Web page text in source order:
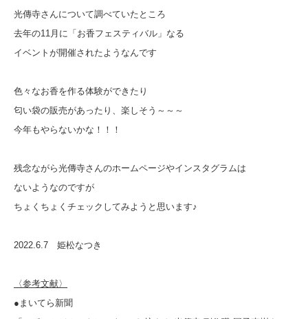
光傳寺さんについて調べていたところ
去年の11月に「お香フェスティバル」なる
イベントが開催されたようなんです
色々なお香を作る体験ができたり
匂い袋の販売があったり、楽しそう～～～
今年もやらないかな！！！
残念ながら光傳寺さんのホームページやインスタグラムは
ないようなのですが
ちょくちょくチェックしてみようと思います♪
2022.6.7 姫松なつき
〈参考文献〉
●まいてら新聞